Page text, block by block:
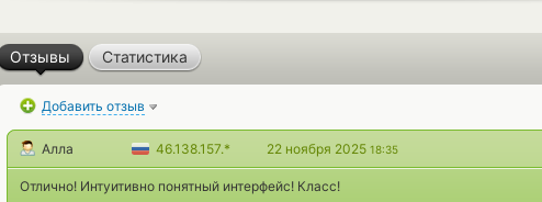
Отзывы Статистика
Добавить отзыв
Алла 46.138.157.* 22 ноября 2025 18:35
Отлично! Интуитивно понятный интерфейс! Класс!